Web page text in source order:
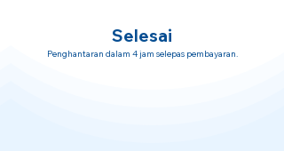
Selesai
Penghantaran dalam 4 jam selepas pembayaran.